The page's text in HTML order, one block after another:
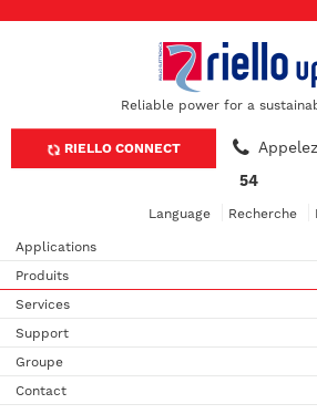
Reliable power for a
RIELLO CONNECT
54
Language Recherche
Applications
Produits
Services
Support
Groupe
Contact